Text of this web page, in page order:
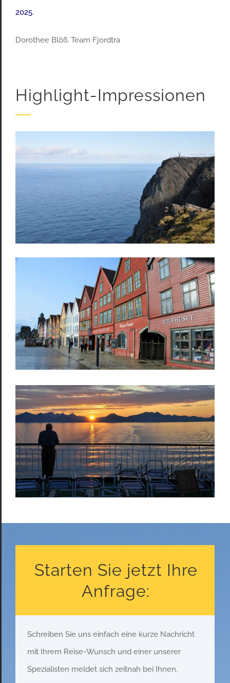
2025.
Dorothee Blöß, Team Fjordtra
Highlight-Impressionen
Starten Sie jetzt Ihre
Anfrage:
Schreiben Sie uns einfach eine kurze Nachricht
mit Ihrem Reise-Wunsch und einer unserer
Spezialisten meldet sich zeitnah bei Ihnen.